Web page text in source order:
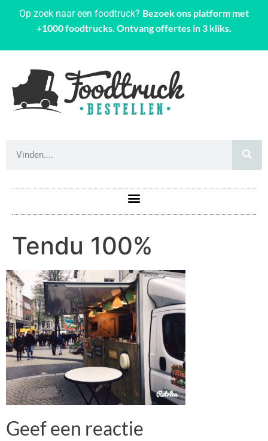
Op zoek naar een foodtruck? Bezoek ons platform met
+1000 foodtrucks. Ontvang offertes in 3 kliks.
Tendu 100%
Geef een reactie